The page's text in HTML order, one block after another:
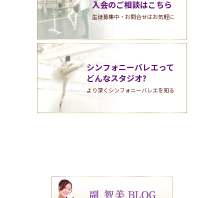
入会のご相談はこちら
生徒募集中・お問合せはお気軽に
シンフォニーバレエって
どんなスタジオ?
より深くシンフォニーバレエを知る